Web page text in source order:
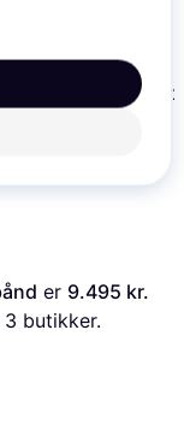
ODIN T600 v2
er 9.495 kr.
3 butikker.